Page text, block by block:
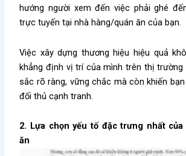
hướng người xem đến việc phải ghé
trực tuyến tại nhà hàng/quán ăn của bạn.
Việc xây dựng thương hiệu hiệu quả
khẳng định vị trí của mình trên thị trường
sắc rõ ràng, vững chắc mà còn khiến
đối thủ cạnh tranh.
2. Lựa chọn yếu tố đặc trưng nhất
ăn